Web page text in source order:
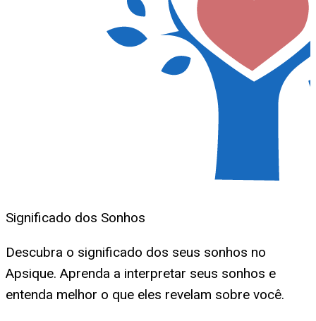
Significado dos Sonhos
Descubra o significado dos seus sonhos no
Apsique. Aprenda a interpretar seus sonhos e
entenda melhor o que eles revelam sobre você.